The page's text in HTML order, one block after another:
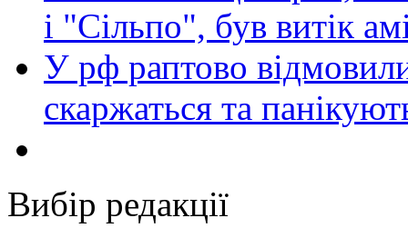
і "Сільпо", був витік
У рф раптово
скаржаться та
Вибір редакції